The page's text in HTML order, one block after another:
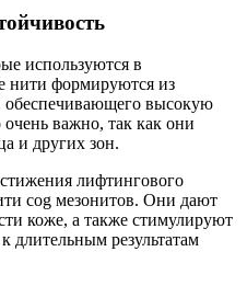
используются в
нити формируются из
обеспечивающего высокую
важно, так как они
и других зон.
лифтингового
cog мезонитов. Они дают
коже, а также стимулируют
длительным результатам